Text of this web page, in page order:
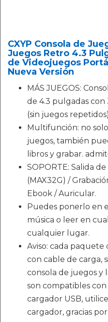
CXYP Consola de
Juegos Retro 4.3
de Videojuegos
Nueva Versión
MÁS JUEGOS:
de 4.3 pulgadas
(sin juegos
Multifunción: no
juegos, también
libros y grabar.
SOPORTE: Salida
(MAX32G) /
Ebook / Auricular.
Puedes ponerlo en
música o leer en
cualquier lugar.
Aviso: cada paquete
con cable de carga,
consola de juegos y
son compatibles
cargador USB,
cargador, gracias